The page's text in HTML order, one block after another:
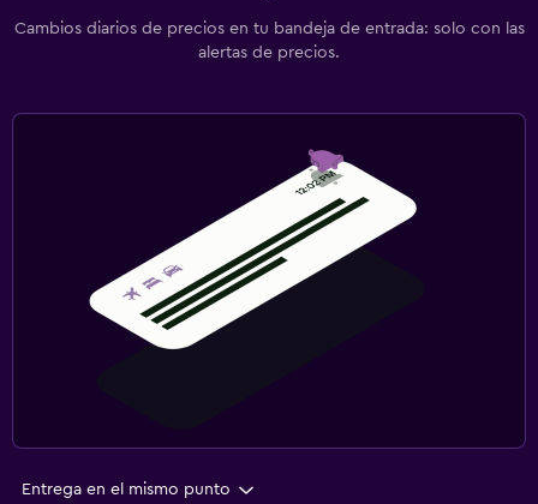
Cambios diarios de precios en tu bandeja de entrada: solo con las
alertas de precios.
Entrega en el mismo punto